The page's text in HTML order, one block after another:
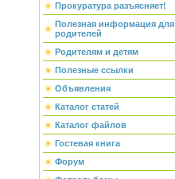
Прокуратура разъясняет!
Полезная информация для
родителей
Родителям и детям
Полезные ссылки
Объявления
Каталог статей
Каталог файлов
Гостевая книга
Форум